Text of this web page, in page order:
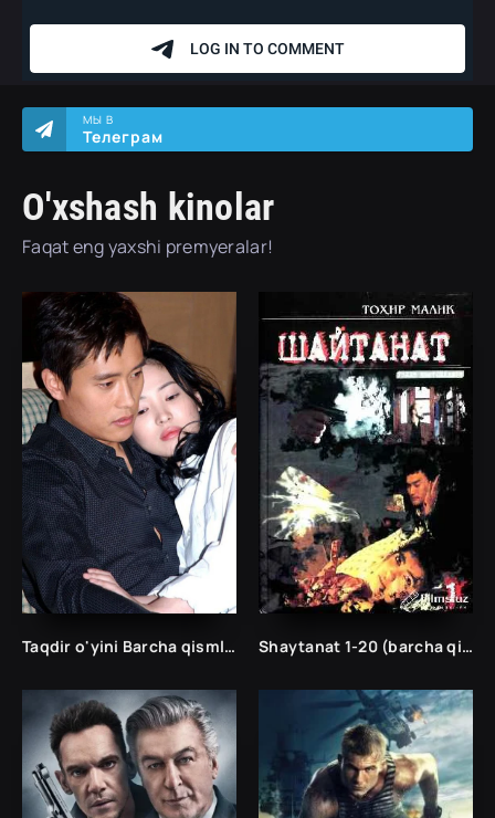
O'xshash kinolar
Faqat eng yaxshi premyeralar!
МЫ В
Телеграм
Taqdir o'yini Barcha qismlar Shaytanat 1-20 (barcha qismlar) ШАЙТАНАТ: КИРОЛЛАР САЛТАНАТИ